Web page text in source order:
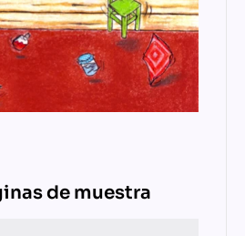
de muestra